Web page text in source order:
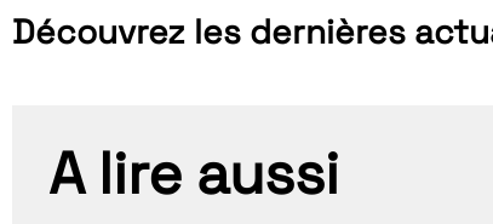
Découvrez les dernières
A lire aussi